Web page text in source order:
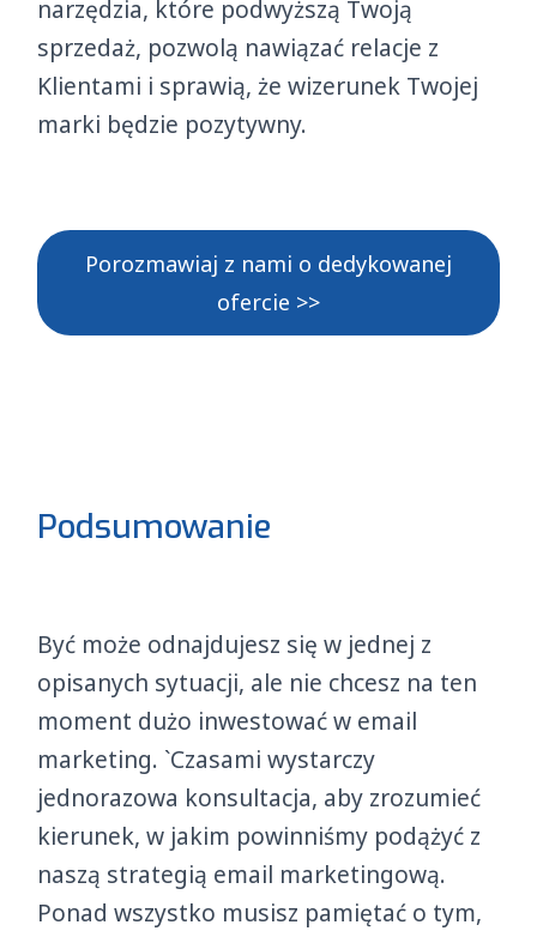
narzędzia, które podwyższą Twoją
sprzedaż, pozwolą nawiązać relacje z
Klientami i sprawią, że wizerunek Twojej
marki będzie pozytywny.
Porozmawiaj z nami o dedykowanej
ofercie >>
Podsumowanie
Być może odnajdujesz się w jednej z
opisanych sytuacji, ale nie chcesz na ten
moment dużo inwestować w email
marketing. `Czasami wystarczy
jednorazowa konsultacja, aby zrozumieć
kierunek, w jakim powinniśmy podążyć z
naszą strategią email marketingową.
Ponad wszystko musisz pamiętać o tym,